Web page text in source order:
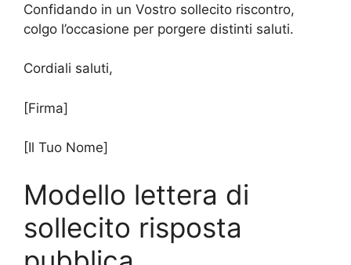
Confidando in un Vostro sollecito riscontro,
colgo l’occasione per porgere distinti saluti.
Cordiali saluti,
[Firma]
[Il Tuo Nome]
Modello lettera di
sollecito risposta